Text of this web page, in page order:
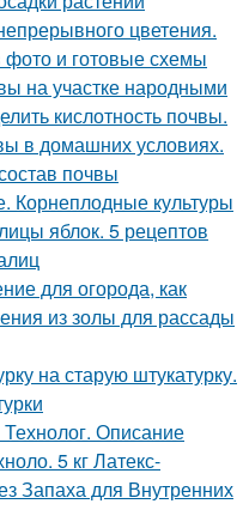
цветения.
фото и готовые схемы
на участке народными
кислотность почвы.
в домашних условиях.
почвы
Корнеплодные культуры
яблок. 5 рецептов
для огорода, как
из золы для рассады
на старую штукатурку.
Описание
5 кг Латекс-
Запаха для Внутренних